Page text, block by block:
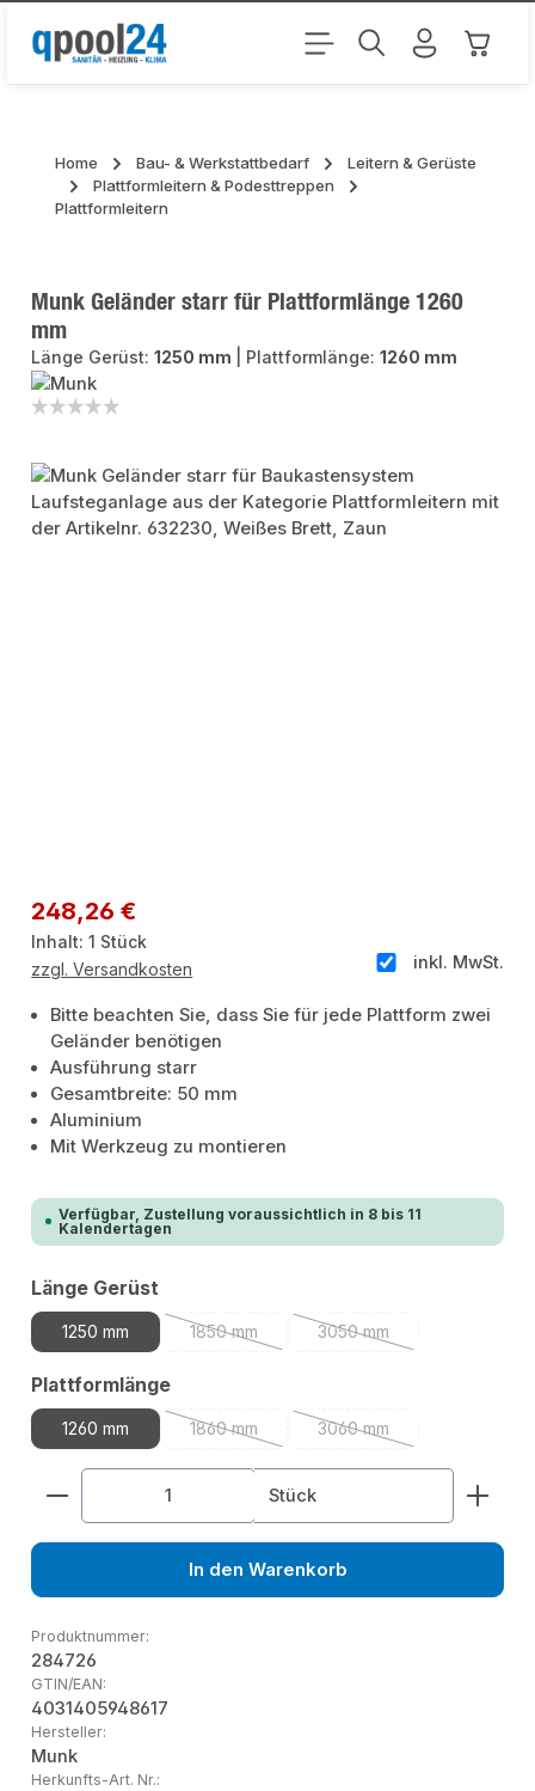
Zum Hauptinhalt springen
Home Bau- & Werkstattbedarf
Leitern & Gerüste
Plattformleitern & Podesttreppen
Plattformleitern
Munk Geländer starr für Plattformlänge 1260
mm
Länge Gerüst:1250 mm Plattformlänge:1260 mm
Bildergalerie überspringen
Regulärer Preis:
248,26 €
Inhalt:1 Stück
inkl. MwSt.
zzgl. Versandkosten
Bitte beachten Sie, dass Sie für jede Plattform zwei
Geländer benötigen
Ausführung starr
Gesamtbreite: 50 mm
Aluminium
Mit Werkzeug zu montieren
Verfügbar, Zustellung voraussichtlich in 8 bis 11
Kalendertagen
Länge Gerüst
1250 mm 1850 mm
(Diese Option ist zurzeit nicht verfügbar.)
3050 mm
(Diese Option ist zurzeit
Plattformlängeauswählen
1260 mm 1860 mm
(Diese Option ist zurzeit nicht verfügbar.)
3060 mm
(Diese Option ist zurzeit
Produkt Anzahl: Gib den gewünschten Wert
Stück
In den Warenkorb
Produktnummer:
284726
GTIN/EAN:
4031405948617
Hersteller:
Munk
Herkunfts-Art. Nr.: